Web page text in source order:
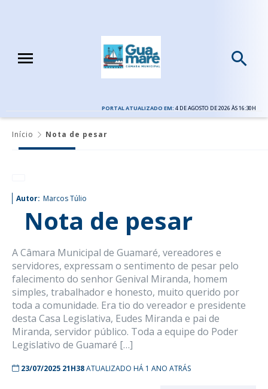
PORTAL ATUALIZADO EM: 4 DE AGOSTO DE 2026 ÀS 16:30H
Início Nota de pesar
Autor: Marcos Túlio
Nota de pesar
A Câmara Municipal de Guamaré, vereadores e
servidores, expressam o sentimento de pesar pelo
falecimento do senhor Genival Miranda, homem
simples, trabalhador e honesto, muito querido por
toda a comunidade. Era tio do vereador e presidente
desta Casa Legislativa, Eudes Miranda e pai de
Miranda, servidor público. Toda a equipe do Poder
Legislativo de Guamaré […]
23/07/2025 21H38ATUALIZADO HÁ 1 ANO ATRÁS